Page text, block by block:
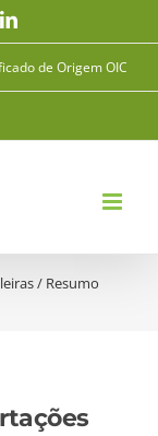
LinkedIn
de Origem OIC
/ Resumo